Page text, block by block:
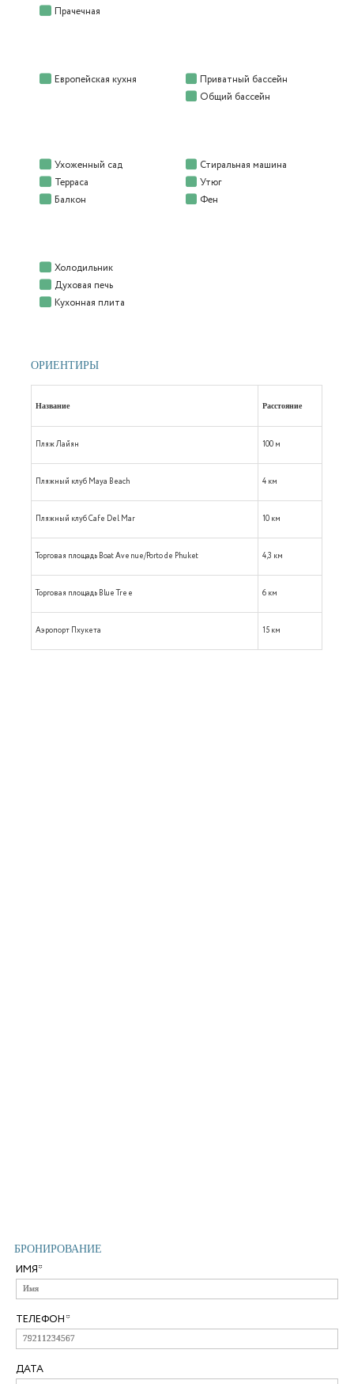
Прачечная
Европейская кухня
Приватный бассейн
Общий бассейн
Ухоженный сад
Терраса
Балкон
Стиральная машина
Утюг
Фен
Холодильник
Духовая печь
Кухонная плита
ОРИЕНТИРЫ
Название Расстояние
Пляж Лайян 100 м
Пляжный клуб Maya Beach 4 км
Пляжный клуб Cafe Del Mar 10 км
Торговая площадь Boat Avenue/Porto de Phuket 4,3 км
Торговая площадь Blue Tree 6 км
Аэропорт Пхукета 15 км
БРОНИРОВАНИЕ
ИМЯ*
ТЕЛЕФОН*
ДАТА